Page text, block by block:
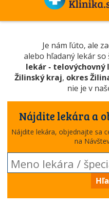
Je nám ľúto, ale
alebo hľadaný lekár so
lekár - telovýchovný
Žilinský kraj, okres
nie je v
Nájdite lekára a
Nájdite lekára, objednajte sa
na